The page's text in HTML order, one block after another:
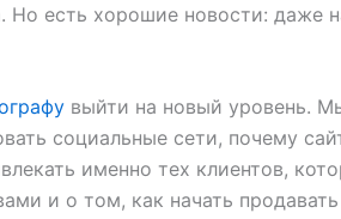
Но есть хорошие новости:
выйти на новый уровень.
социальные сети, почему
именно тех клиентов,
и о том, как начать